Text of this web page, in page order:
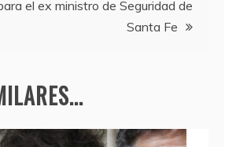
el ex ministro de Seguridad de
Santa Fe